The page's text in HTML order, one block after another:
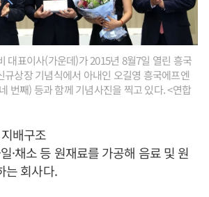
대표이사(가운데)가 2015년 8월7일 열린 흥국
규상장 기념식에서 아내인 오길영 흥국에프엔
번째) 등과 함께 기념사진을 찍고 있다. <연합
배구조
·채소 등 원재료를 가공해 음료 및 원
는 회사다.